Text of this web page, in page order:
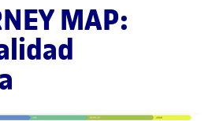
MAP: